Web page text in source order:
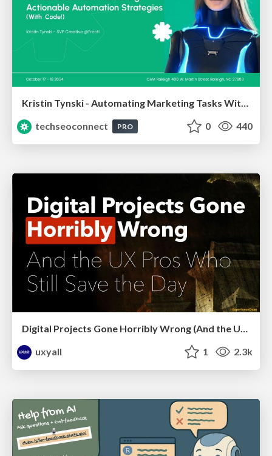
techseoconnect
PRO 0 440
Digital Projects Gone Horribly Wrong (And the UX Pros Who Still Save the Day) - Dean Schuster
uxyall
1 2.3k